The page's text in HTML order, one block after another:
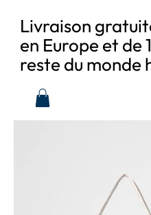
Livraison
en Europe et de
reste du monde